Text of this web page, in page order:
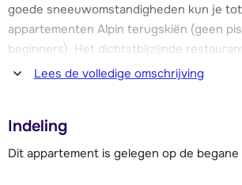
goede sneeuwomstandigheden kun je
appartementen Alpin terugskiën (geen
beginners). Het dichtstbijzijnde
100 meter afstand en een kleine
wandelroute en een skibushalte ligt op
afstand.
Het centrum van Sölden heeft veel
Lees de volledige omschrijving
Indeling
Dit appartement is gelegen op de begane